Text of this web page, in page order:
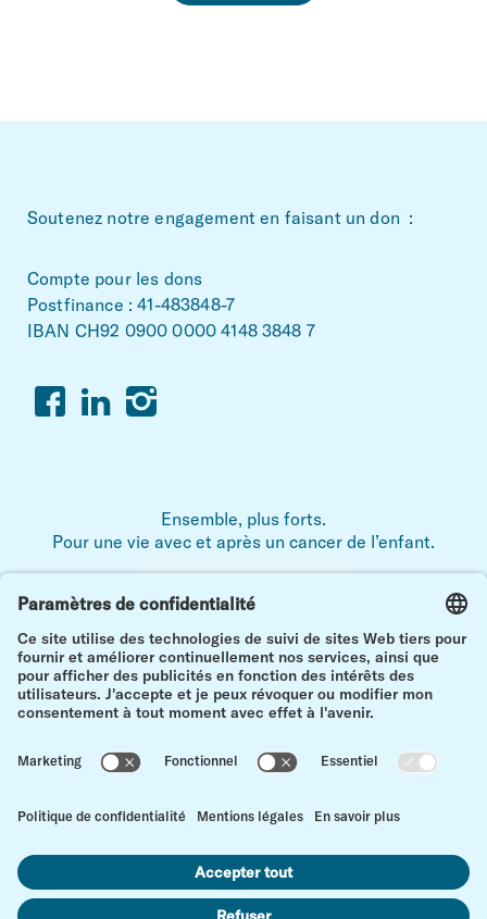
Soutenez notre engagement en faisant un don :
Compte pour les dons
Postfinance : 41-483848-7
IBAN CH92 0900 0000 4148 3848 7
FacebookLinkedinInstagram
Ensemble, plus forts.
Pour une vie avec et après un cancer de l’enfant.
Déclaration de protection des données
Paramètres des cookies
en